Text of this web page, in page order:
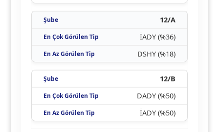
12/A
İADY (%36)
DSHY (%18)
12/B
DADY (%50)
İADY (%50)